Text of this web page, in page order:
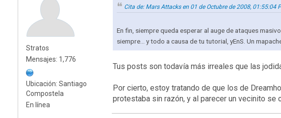
Stratos
Mensajes: 1,776
Ubicación: Santiago
Compostela
En línea
Cita de: Mars Attacks en 01 de Octubre de 2008, 01:55:04
En fin, siempre queda esperar al auge de ataques
siempre... y todo a causa de tu tutorial, yEnS. Un
Tus posts son todavía más irreales que las
Por cierto, estoy tratando de que los de
protestaba sin razón, y al parecer un vecinito se